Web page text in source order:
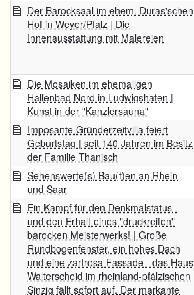
Der Barocksaal im ehem. Duras'schen
Hof in Weyer/Pfalz | Die
Innenausstattung mit Malereien
Die Mosaiken im ehemaligen
Hallenbad Nord in Ludwigshafen |
Kunst in der "Kanzlersauna"
Imposante Gründerzeitvilla feiert
Geburtstag | seit 140 Jahren im Besitz
der Familie Thanisch
Sehenswerte(s) Bau(t)en an Rhein
und Saar
Ein Kampf für den Denkmalstatus -
und den Erhalt eines "druckreifen"
barocken Meisterwerks! | Große
Rundbogenfenster, ein hohes Dach
und eine zartrosa Fassade - das Haus
Walterscheid im rheinland-pfälzischen
Sinzig fällt sofort auf. Der markante